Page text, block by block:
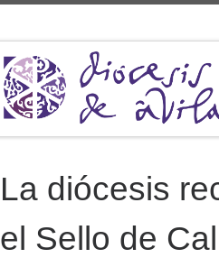
La diócesis
el Sello de